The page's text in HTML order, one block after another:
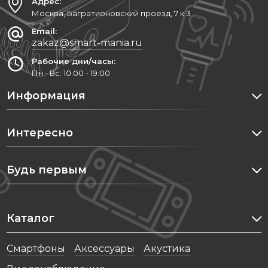
Дополнительная информация
Комплектация: Зарядный кейс, наушники,
комплект насадок, USB Type-C, руководство
Особенности: Mindfulness, Auracast,
Samsung Find
Дата анонсирования: 2024 год
Москва, Багратионовский проезд, 7 к 3
Email:
zakaz@smart-mania.ru
Рабочие дни/часы:
Пн - Вс: 10:00 - 19:00
Информация
Интересно
Будь первым
Каталог
Cмартфоны Аксессуары
Акустика